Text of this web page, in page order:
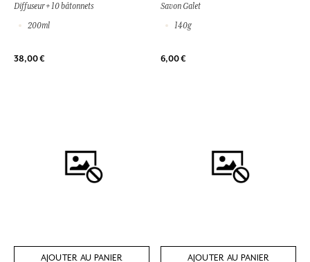
Diffuseur + 10 bâtonnets
200ml
38,00 €
Savon Galet
140g
6,00 €
AJOUTER AU PANIER AJOUTER AU PANIER